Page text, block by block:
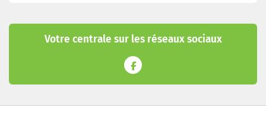
Votre centrale sur les réseaux sociaux